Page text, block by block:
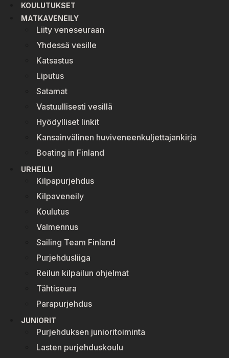
KOULUTUKSET
MATKAVENEILY
Liity veneseuraan
Yhdessä vesille
Katsastus
Liputus
Satamat
Vastuullisesti vesillä
Hyödylliset linkit
Kansainvälinen huviveneenkuljettajankirja
Boating in Finland
URHEILU
Kilpapurjehdus
Kilpaveneily
Koulutus
Valmennus
Sailing Team Finland
Purjehdusliiga
Reilun kilpailun ohjelmat
Tähtiseura
Parapurjehdus
JUNIORIT
Purjehduksen junioritoiminta
Lasten purjehduskoulu